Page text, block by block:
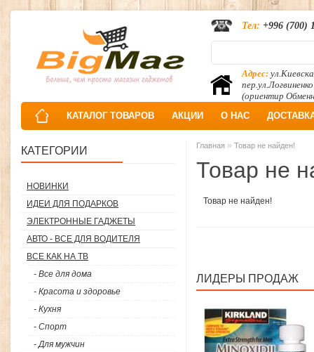
Адрес:
пер.ул.Логвиненко
(ориентир
Тел: +996 (700)
КАТАЛОГ ТОВАРОВ АКЦИИ О НАС
КАТЕГОРИИ
НОВИНКИ
ИДЕИ ДЛЯ ПОДАРКОВ
ЭЛЕКТРОННЫЕ ГАДЖЕТЫ
АВТО - ВСЕ ДЛЯ ВОДИТЕЛЯ
ВСЕ КАК НА ТВ
- Все для дома
- Красота и здоровье
- Кухня
- Спорт
- Для мужчин
Главная » Товар не найден!
Товар не
Товар не найден!
ЛИДЕРЫ ПРОДАЖ